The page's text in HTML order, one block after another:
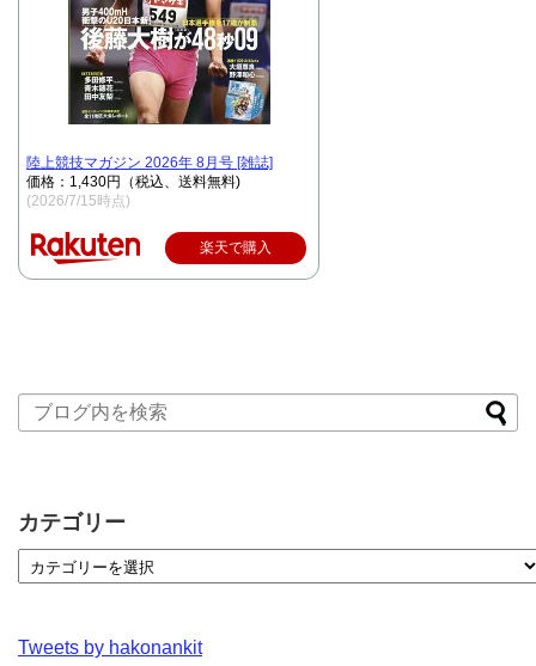
陸上競技マガジン 2026年 8月号 [雑誌]
価格：1,430円（税込、送料無料)
(2026/7/15時点)
楽天で購入
カテゴリー
Tweets by hakonankit